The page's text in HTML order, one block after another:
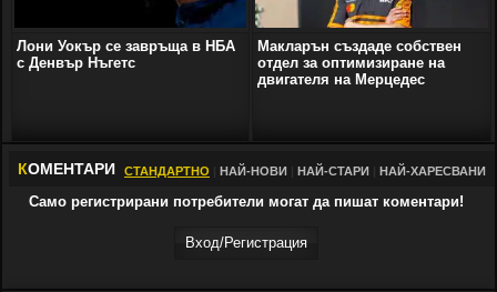
Лони Уокър се завръща в НБА
с Денвър Нъгетс
Макларън създаде собствен
отдел за оптимизиране на
двигателя на Мерцедес
КОМЕНТАРИ СТАНДАРТНО НАЙ-НОВИ НАЙ-СТАРИ НАЙ-ХАРЕСВАНИ
Само регистрирани потребители могат да пишат коментари!
Вход/Регистрaция